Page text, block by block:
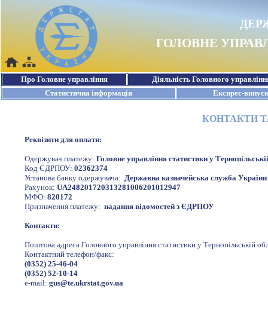
КОНТАКТИ
Реквізити для оплати:
Одержувач платежу: Головне управління статистики у
Код ЄДРПОУ: 02362374
Установа банку одержувача: Державна казначейська служба України
Рахунок: UA248201720313281006201012947
МФО: 820172
Призначення платежу: надання відомостей з ЄДРПОУ
Контакти:
Поштова адреса Головного управління статистики у Тернопільській
Контактний телефон/факс:
(0352) 25-46-04
(0352) 52-10-14
e-mail: gus@te.ukrstat.gov.ua